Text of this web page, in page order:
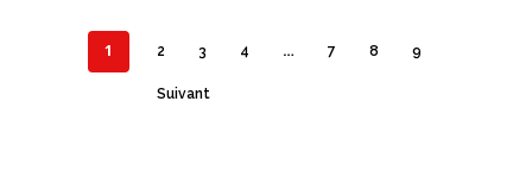
1 2 3 4 … 7 8 9
Suivant